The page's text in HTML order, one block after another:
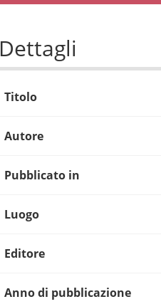
Dettagli
Titolo
Autore
Pubblicato in
Luogo
Editore
Anno di pubblicazione